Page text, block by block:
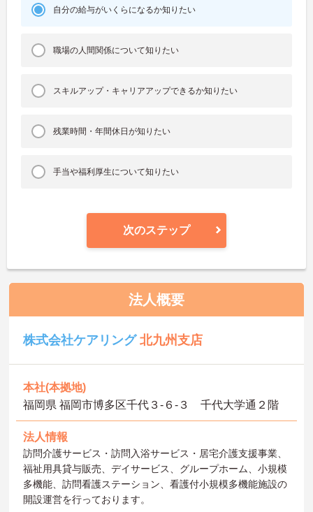
自分の給与がいくらになるか知りたい
職場の人間関係について知りたい
スキルアップ・キャリアアップできるか知りたい
残業時間・年間休日が知りたい
手当や福利厚生について知りたい
次のステップ
法人概要
株式会社ケアリング北九州支店
本社(本拠地)
福岡県 福岡市博多区千代３-６-３ 千代大学通２階
法人情報
訪問介護サービス・訪問入浴サービス・居宅介護支援事業、
福祉用具貸与販売、デイサービス、グループホーム、小規模
多機能、訪問看護ステーション、看護付小規模多機能施設の
開設運営を行っております。